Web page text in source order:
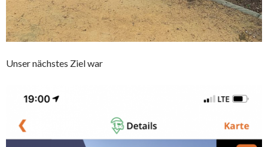
Unser nächstes Ziel war